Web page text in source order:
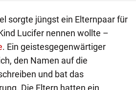
sorgte jüngst ein Elternpaar für
Lucifer nennen wollte –
. Ein geistesgegenwärtiger
den Namen auf die
und bat das
Die Eltern hatten ein